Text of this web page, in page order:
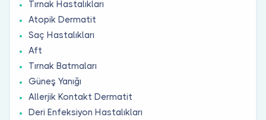
Tırnak Hastalıkları
Atopik Dermatit
Saç Hastalıkları
Aft
Tırnak Batmaları
Güneş Yanığı
Allerjik Kontakt Dermatit
Deri Enfeksiyon Hastalıkları